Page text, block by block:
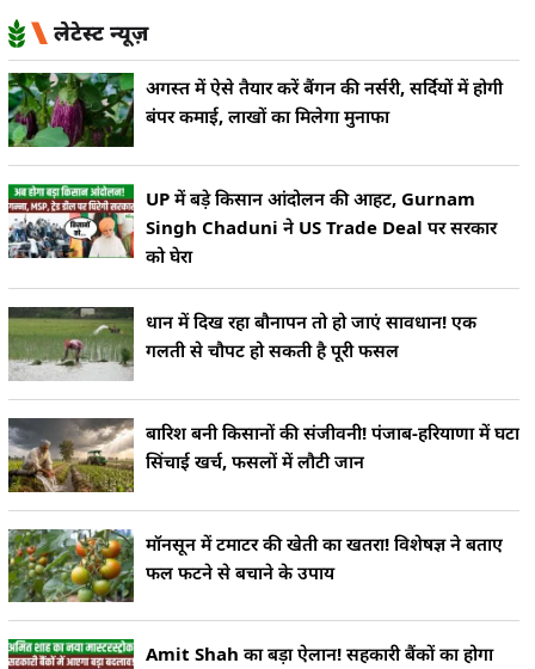
लेटेस्ट न्यूज़
अगस्त में ऐसे तैयार करें बैंगन की नर्सरी, सर्दियों में होगी
बंपर कमाई, लाखों का मिलेगा मुनाफा
UP में बड़े किसान आंदोलन की आहट, Gurnam
Singh Chaduni ने US Trade Deal पर सरकार
को घेरा
धान में दिख रहा बौनापन तो हो जाएं सावधान! एक
गलती से चौपट हो सकती है पूरी फसल
बारिश बनी किसानों की संजीवनी! पंजाब-हरियाणा में घटा
सिंचाई खर्च, फसलों में लौटी जान
मॉनसून में टमाटर की खेती का खतरा! विशेषज्ञ ने बताए
फल फटने से बचाने के उपाय
Amit Shah का बड़ा ऐलान! सहकारी बैंकों का होगा